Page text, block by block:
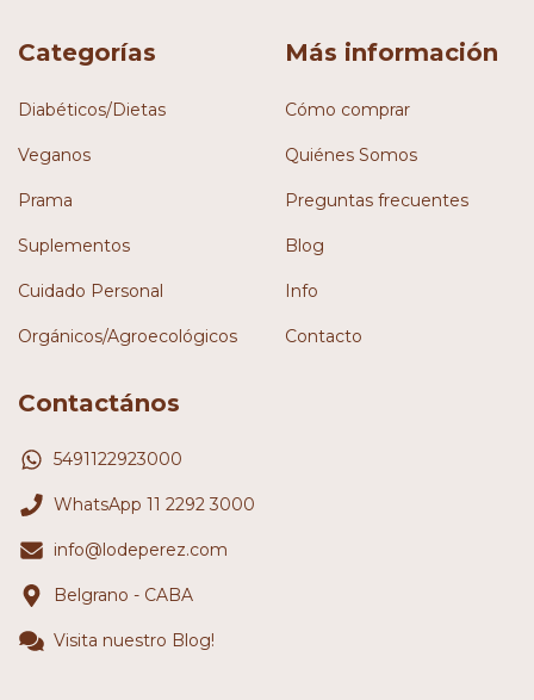
Categorías
Diabéticos/Dietas
Veganos
Prama
Suplementos
Cuidado Personal
Orgánicos/Agroecológicos
Más información
Cómo comprar
Quiénes Somos
Preguntas frecuentes
Blog
Info
Contacto
Contactános
5491122923000
WhatsApp 11 2292 3000
info@lodeperez.com
Belgrano - CABA
Visita nuestro Blog!